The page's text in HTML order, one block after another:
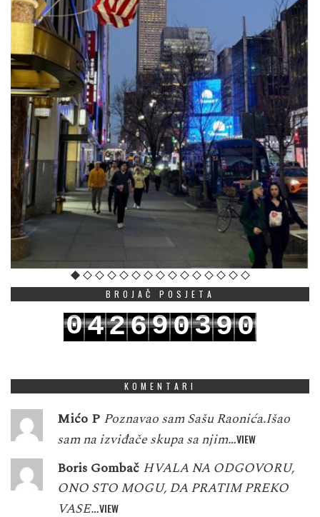
BROJAČ POSJETA
042690390
KOMENTARI
Mićo P Poznavao sam Sašu Raonića.Išao
sam na izviđače skupa sa njim…VIEW
Boris Gombač HVALA NA ODGOVORU,
ONO STO MOGU, DA PRATIM PREKO
VASE…VIEW